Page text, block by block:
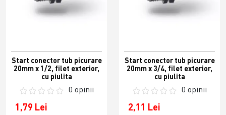
Start conector tub picurare
20mm x 1/2, filet exterior,
cu piulita
0 opinii
1,79 Lei
Start conector tub picurare
20mm x 3/4, filet exterior,
cu piulita
0 opinii
2,11 Lei